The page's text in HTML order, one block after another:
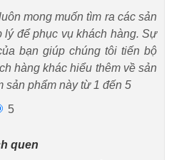
mong muốn tìm ra các sản
lý để phục vụ khách hàng. Sự
bạn giúp chúng tôi tiến bộ
hàng khác hiểu thêm về sản
sản phẩm này từ 1 đến 5
5
quen